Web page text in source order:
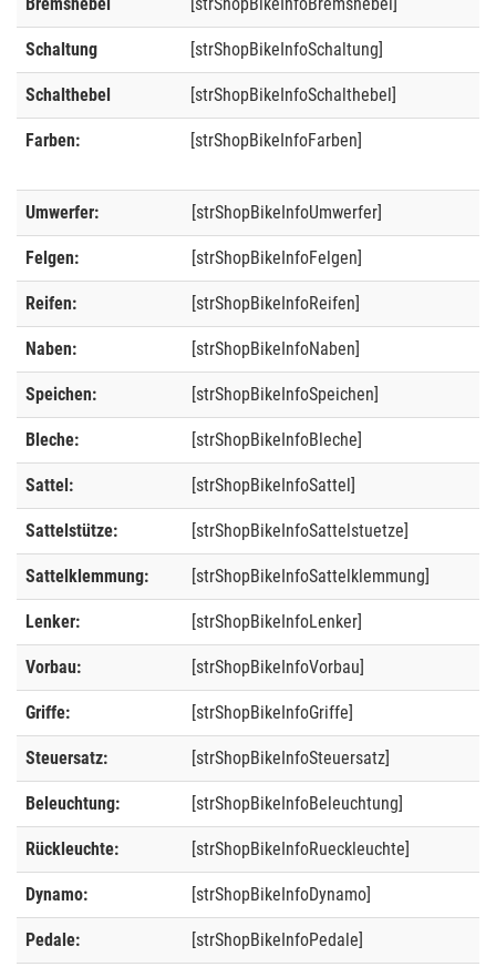
Schaltung [strShopBikeInfoSchaltung]
Schalthebel [strShopBikeInfoSchalthebel]
Farben: [strShopBikeInfoFarben]
Umwerfer: [strShopBikeInfoUmwerfer]
Felgen: [strShopBikeInfoFelgen]
Reifen: [strShopBikeInfoReifen]
Naben: [strShopBikeInfoNaben]
Speichen: [strShopBikeInfoSpeichen]
Bleche: [strShopBikeInfoBleche]
Sattel: [strShopBikeInfoSattel]
Sattelstütze: [strShopBikeInfoSattelstuetze]
Sattelklemmung: [strShopBikeInfoSattelklemmung]
Lenker: [strShopBikeInfoLenker]
Vorbau: [strShopBikeInfoVorbau]
Griffe: [strShopBikeInfoGriffe]
Steuersatz: [strShopBikeInfoSteuersatz]
Beleuchtung: [strShopBikeInfoBeleuchtung]
Rückleuchte: [strShopBikeInfoRueckleuchte]
Dynamo: [strShopBikeInfoDynamo]
Pedale: [strShopBikeInfoPedale]